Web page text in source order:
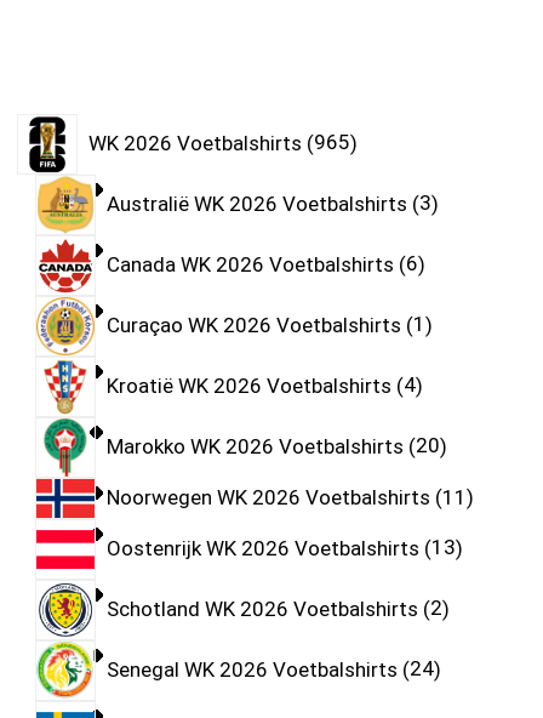
WK 2026 Voetbalshirts 965
Australië WK 2026 Voetbalshirts 3
Canada WK 2026 Voetbalshirts 6
Curaçao WK 2026 Voetbalshirts 1
Kroatië WK 2026 Voetbalshirts 4
Marokko WK 2026 Voetbalshirts 20
Noorwegen WK 2026 Voetbalshirts 11
Oostenrijk WK 2026 Voetbalshirts 13
Schotland WK 2026 Voetbalshirts 2
Senegal WK 2026 Voetbalshirts 24